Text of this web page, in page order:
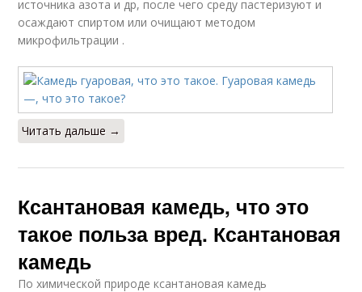
источника азота и др, после чего среду пастеризуют и
осаждают спиртом или очищают методом
микрофильтрации .
Читать дальше →
Ксантановая камедь, что это
такое польза вред. Ксантановая
камедь
По химической природе ксантановая камедь